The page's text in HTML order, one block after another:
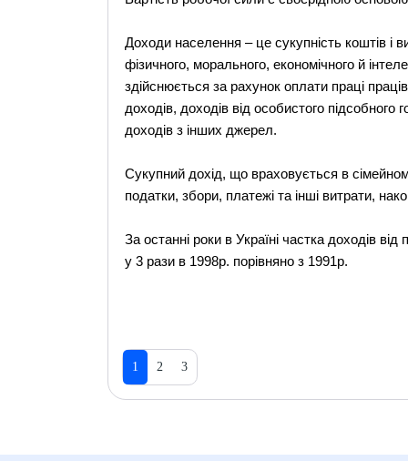
Доходи населення – це сукупність коштів і
фізичного, морального, економічного й
здійснюється за рахунок оплати праці
доходів, доходів від особистого підсобного
доходів з інших джерел.
Сукупний дохід, що враховується в
податки, збори, платежі та інші витрати,
За останні роки в Україні частка доходів
у 3 рази в 1998р. порівняно з 1991р.
1 2 3